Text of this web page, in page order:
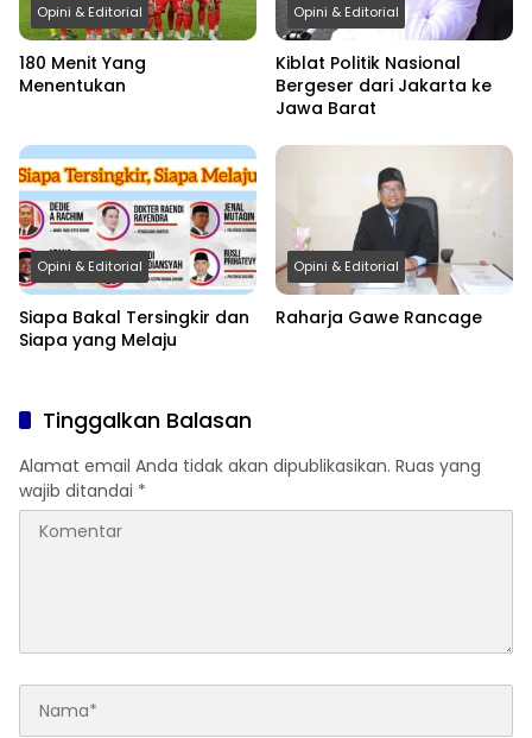
Opini & Editorial
180 Menit Yang
Menentukan
Opini & Editorial
Kiblat Politik Nasional
Bergeser dari Jakarta ke
Jawa Barat
Opini & Editorial
Siapa Bakal Tersingkir dan
Siapa yang Melaju
Opini & Editorial
Raharja Gawe Rancage
Tinggalkan Balasan
Alamat email Anda tidak akan dipublikasikan. Ruas yang
wajib ditandai *